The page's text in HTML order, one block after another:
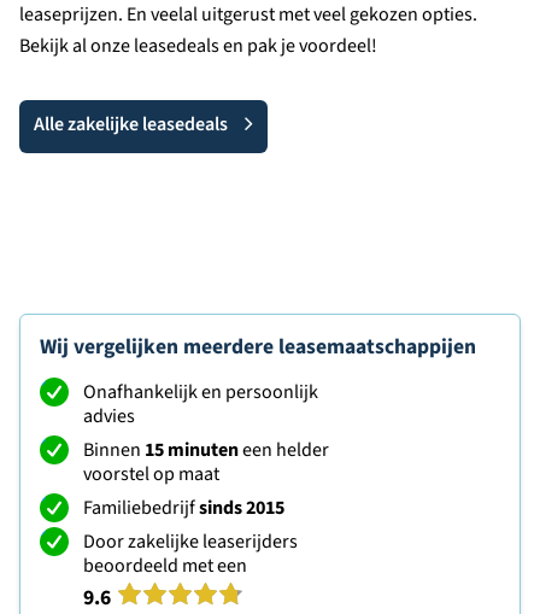
leaseprijzen. En veelal uitgerust met veel gekozen opties.
Bekijk al onze leasedeals en pak je voordeel!
Alle zakelijke leasedeals
Wij vergelijken meerdere leasemaatschappijen
Onafhankelijk en persoonlijk
advies
Binnen 15 minuteneen helder
voorstel op maat
Familiebedrijfsinds 2015
Door zakelijke leaserijders
beoordeeld met een
9.6